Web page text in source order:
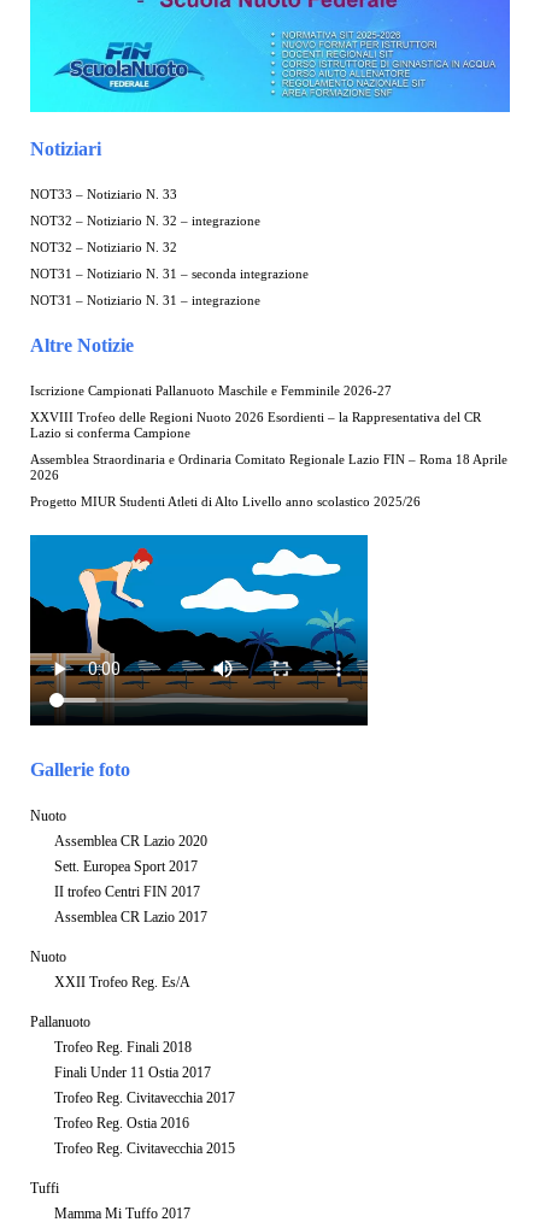
Notiziari
NOT33 – Notiziario N. 33
NOT32 – Notiziario N. 32 – integrazione
NOT32 – Notiziario N. 32
NOT31 – Notiziario N. 31 – seconda integrazione
NOT31 – Notiziario N. 31 – integrazione
Altre Notizie
Iscrizione Campionati Pallanuoto Maschile e Femminile 2026-27
XXVIII Trofeo delle Regioni Nuoto 2026 Esordienti – la Rappresentativa del CR
Lazio si conferma Campione
Assemblea Straordinaria e Ordinaria Comitato Regionale Lazio FIN – Roma 18 Aprile
2026
Progetto MIUR Studenti Atleti di Alto Livello anno scolastico 2025/26
Gallerie foto
Nuoto
Assemblea CR Lazio 2020
Sett. Europea Sport 2017
II trofeo Centri FIN 2017
Assemblea CR Lazio 2017
Nuoto
XXII Trofeo Reg. Es/A
Pallanuoto
Trofeo Reg. Finali 2018
Finali Under 11 Ostia 2017
Trofeo Reg. Civitavecchia 2017
Trofeo Reg. Ostia 2016
Trofeo Reg. Civitavecchia 2015
Tuffi
Mamma Mi Tuffo 2017